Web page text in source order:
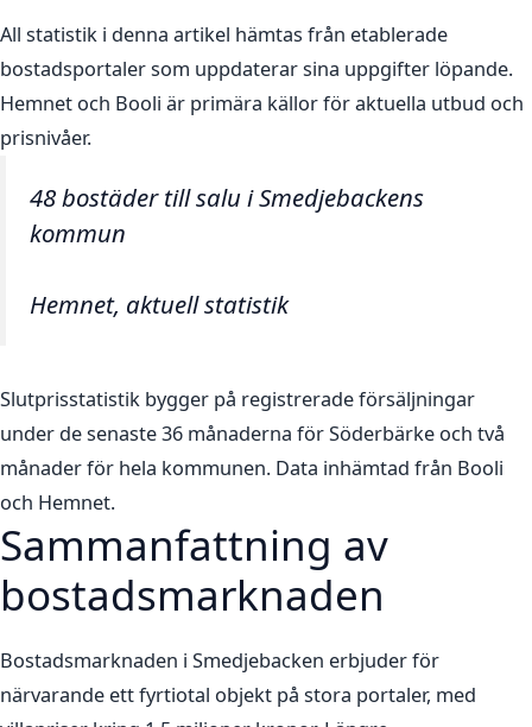
All statistik i denna artikel hämtas från etablerade
bostadsportaler som uppdaterar sina uppgifter löpande.
Hemnet och Booli är primära källor för aktuella utbud och
prisnivåer.
48 bostäder till salu i Smedjebackens
kommun
Hemnet, aktuell statistik
Slutprisstatistik bygger på registrerade försäljningar
under de senaste 36 månaderna för Söderbärke och två
månader för hela kommunen. Data inhämtad från Booli
och Hemnet.
Sammanfattning av
bostadsmarknaden
Bostadsmarknaden i Smedjebacken erbjuder för
närvarande ett fyrtiotal objekt på stora portaler, med